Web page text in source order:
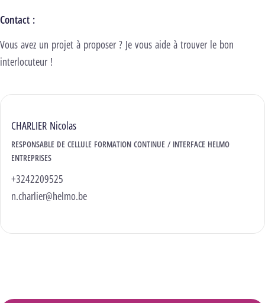
Contact :
Vous avez un projet à proposer ? Je vous aide à trouver le bon
interlocuteur !
CHARLIER Nicolas
RESPONSABLE DE CELLULE FORMATION CONTINUE / INTERFACE HELMO
ENTREPRISES
+3242209525
n.charlier@helmo.be